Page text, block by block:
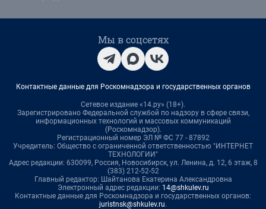
Мы в соцсетях
Контактные данные для Роскомнадзора и государственных органов
Сетевое издание «14.ру» (18+).
Зарегистрировано Федеральной службой по надзору в сфере связи,
информационных технологий и массовых коммуникаций
(Роскомнадзор).
Регистрационный номер ЭЛ № ФС 77 - 87892
Учредитель: Общество с ограниченной ответственностью "ИНТЕРНЕТ
ТЕХНОЛОГИИ"
Адрес редакции: 630099, Россия, Новосибирск, ул. Ленина, д. 12, 6 этаж, 8
(383) 212-52-52
Главный редактор: Шайтанова Екатерина Александровна
Электронный адрес редакции: 14@shkulev.ru
Контактные данные для Роскомнадзора и государственных органов:
juristnsk@shkulev.ru.